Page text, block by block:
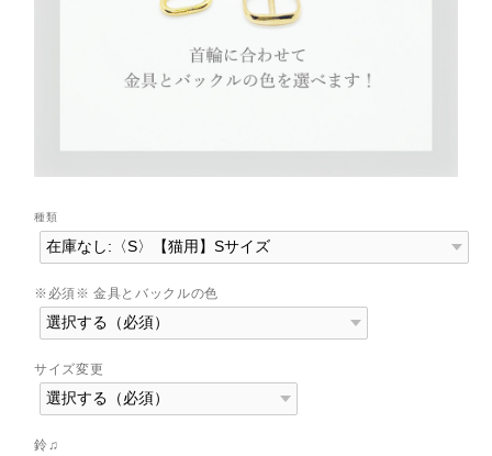
種類
※必須※ 金具とバックルの色
サイズ変更
鈴♫